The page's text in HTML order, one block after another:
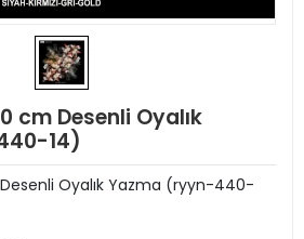
cm Desenli Oyalık
14)
Oyalık Yazma (ryyn-440-